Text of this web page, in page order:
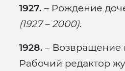
1927. – Рождение
(1927 – 2000).
1928. – Возвращение
Рабочий редактор